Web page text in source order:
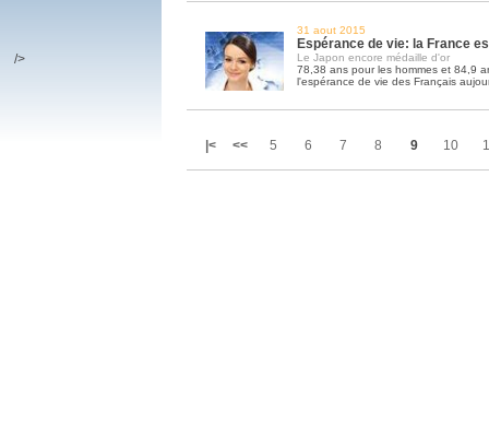
31 aout 2015
Espérance de vie: la France
Le Japon encore médaille d'or
78,38 ans pour les hommes et 84,9
l'espérance de vie des Français
|< << 5 6 7 8 9 10
/>